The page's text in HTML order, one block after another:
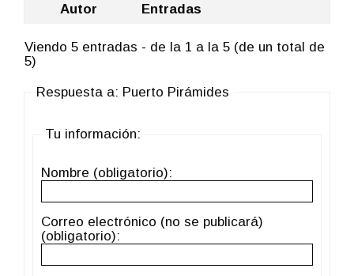
Autor Entradas
Viendo 5 entradas - de la 1 a la 5 (de un total de
5)
Respuesta a: Puerto Pirámides
Tu información:
Nombre (obligatorio):
Correo electrónico (no se publicará)
(obligatorio):